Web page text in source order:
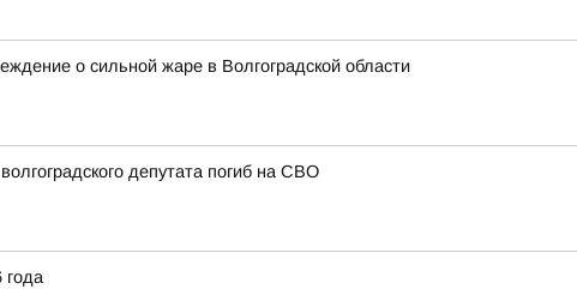
о сильной жаре в Волгоградской области
депутата погиб на СВО
года